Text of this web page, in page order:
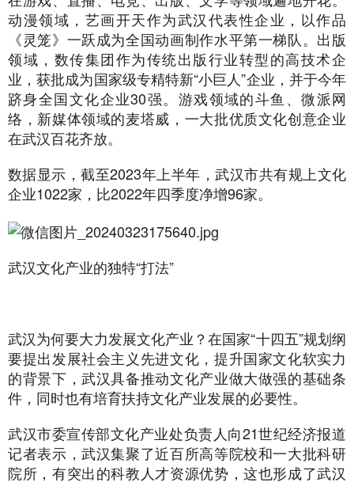
动漫领域，艺画开天作为武汉代表性企业，以作品
《灵笼》一跃成为全国动画制作水平第一梯队。出版
领域，数传集团作为传统出版行业转型的高技术企
业，获批成为国家级专精特新“小巨人”企业，并于今年
跻身全国文化企业30强。游戏领域的斗鱼、微派网
络，新媒体领域的麦塔威，一大批优质文化创意企业
在武汉百花齐放。
数据显示，截至2023年上半年，武汉市共有规上文化
企业1022家，比2022年四季度净增96家。
武汉文化产业的独特“打法”
武汉为何要大力发展文化产业？在国家“十四五”规划纲
要提出发展社会主义先进文化，提升国家文化软实力
的背景下，武汉具备推动文化产业做大做强的基础条
件，同时也有培育扶持文化产业发展的必要性。
武汉市委宣传部文化产业处负责人向21世纪经济报道
记者表示，武汉集聚了近百所高等院校和一大批科研
院所，有突出的科教人才资源优势，这也形成了武汉